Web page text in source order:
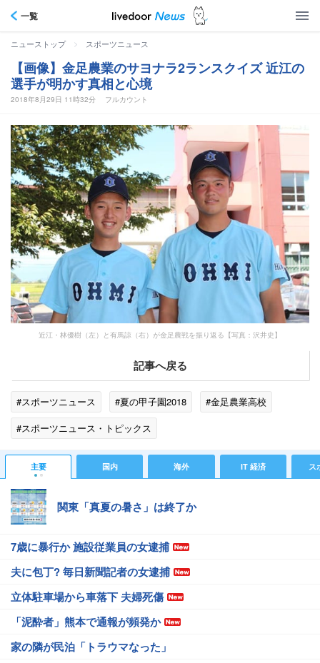
一覧
ニューストップ > スポーツニュース
【画像】金足農業のサヨナラ2ランスクイズ 近江の
選手が明かす真相と心境
2018年8月29日 11時32分 フルカウント
近江・林優樹（左）と有馬諒（右）が金足農戦を振り返る【写真：沢井史】
記事へ戻る
#スポーツニュース #夏の甲子園2018
#金足農業高校
#スポーツニュース・トピックス
主要 国内 海外 IT 経済 ス
関東「真夏の暑さ」は終了か
7歳に暴行か 施設従業員の女逮捕
夫に包丁? 毎日新聞記者の女逮捕
立体駐車場から車落下 夫婦死傷
「泥酔者」熊本で通報が頻発か
家の隣が民泊「トラウマなった」